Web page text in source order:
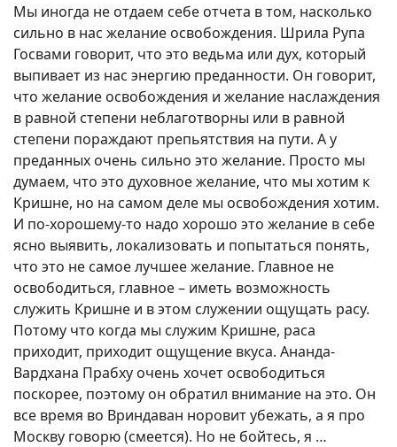
Мы иногда не отдаем себе отчета в том, насколько
сильно в нас желание освобождения. Шрила Рупа
Госвами говорит, что это ведьма или дух, который
выпивает из нас энергию преданности. Он говорит,
что желание освобождения и желание наслаждения
в равной степени неблаготворны или в равной
степени пораждают препьятствия на пути. А у
преданных очень сильно это желание. Просто мы
думаем, что это духовное желание, что мы хотим к
Кришне, но на самом деле мы освобождения хотим.
И по-хорошему-то надо хорошо это желание в себе
ясно выявить, локализовать и попытаться понять,
что это не самое лучшее желание. Главное не
освободиться, главное – иметь возможность
служить Кришне и в этом служении ощущать расу.
Потому что когда мы служим Кришне, раса
приходит, приходит ощущение вкуса. Ананда-
Вардхана Прабху очень хочет освободиться
поскорее, поэтому он обратил внимание на это. Он
все время во Вриндаван норовит убежать, а я про
Москву говорю (смеется). Но не бойтесь, я …